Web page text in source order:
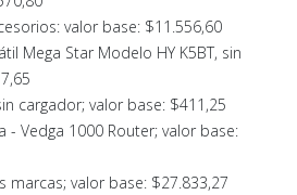
valor base: $11.556,60
Mega Star Modelo HY K5BT, sin
cargador; valor base: $411,25
- Vedga 1000 Router; valor base:
marcas; valor base: $27.833,27